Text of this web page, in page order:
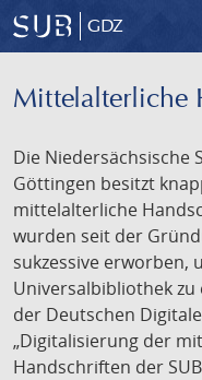
GDZ
Mittelalterliche
Die Niedersächsische
Göttingen besitzt
mittelalterliche
wurden seit der
sukzessive erworben,
Universalbibliothek zu
der Deutschen
„Digitalisierung der
Handschriften der